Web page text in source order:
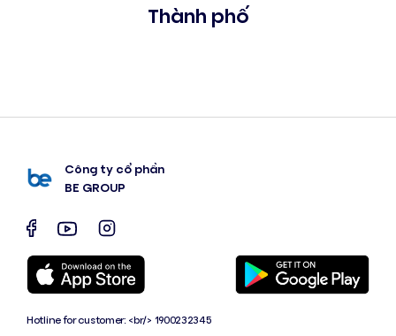
Thành phố
Công ty cổ phần
BE GROUP
Hotline for customer: <br/> 1900232345